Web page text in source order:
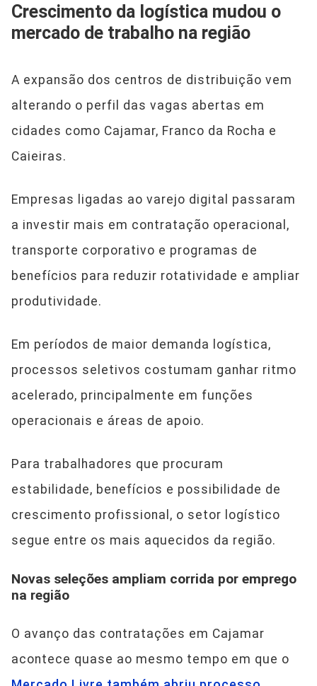
Crescimento da logística mudou o
mercado de trabalho na região
A expansão dos centros de distribuição vem
alterando o perfil das vagas abertas em
cidades como Cajamar, Franco da Rocha e
Caieiras.
Empresas ligadas ao varejo digital passaram
a investir mais em contratação operacional,
transporte corporativo e programas de
benefícios para reduzir rotatividade e ampliar
produtividade.
Em períodos de maior demanda logística,
processos seletivos costumam ganhar ritmo
acelerado, principalmente em funções
operacionais e áreas de apoio.
Para trabalhadores que procuram
estabilidade, benefícios e possibilidade de
crescimento profissional, o setor logístico
segue entre os mais aquecidos da região.
Novas seleções ampliam corrida por emprego
na região
O avanço das contratações em Cajamar
acontece quase ao mesmo tempo em que o